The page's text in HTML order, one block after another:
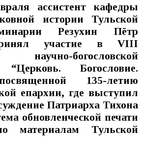
ассистент кафедры
истории Тульской
Резухин Пётр
участие в VIII
научно-богословской
“Церковь. Богословие.
135-летию
епархии, где выступил
Патриарха Тихона
обновленческой печати
материалам Тульской